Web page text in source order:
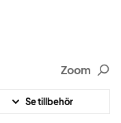
Zoom
Se tillbehör